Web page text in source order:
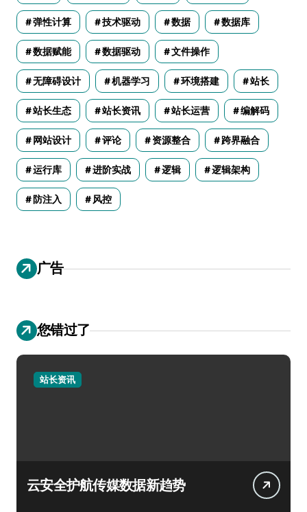
弹性计算 技术驱动 数据 数据库
数据赋能 数据驱动 文件操作
无障碍设计 机器学习 环境搭建 站长
站长生态 站长资讯 站长运营 编解码
网站设计 评论 资源整合 跨界融合
运行库 进阶实战 逻辑 逻辑架构
防注入 风控
广告
您错过了
站长资讯
云安全护航传媒数据新趋势